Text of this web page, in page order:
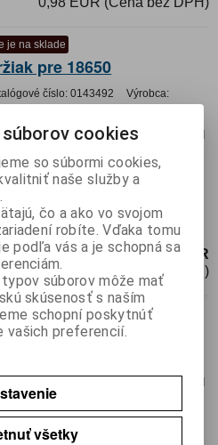
je na sklade
pre 18650
číslo: 0143492 Výrobca:
Termín dodania(prac.dni)-platí pre sklad
Hmotnosť:0,01 kg
Hmotnosť balenia:0,01 kg
na batérie, článku 18650 do
spoja
1 EUR
0,82 EUR (Cena bez DPH)
pre 3ks 18650
číslo:
:skladom
Hmotnosť:0,022 kg
Hmotnosť balenia:
cookies
so súbormi cookies,
naše služby a
čo a ako vo svojom
robíte. Vďaka tomu
podľa vás a je schopná sa
súborov môže mať
skúsenosť s naším
schopní poskytnúť
vašich preferencií.
všetky